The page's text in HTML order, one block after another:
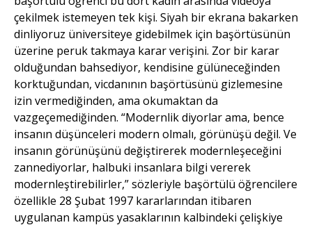
çekilmek istemeyen tek kişi. Siyah bir ekrana bakarken
dinliyoruz üniversiteye gidebilmek için başörtüsünün
üzerine peruk takmaya karar verişini. Zor bir karar
olduğundan bahsediyor, kendisine gülüneceğinden
korktuğundan, vicdanının başörtüsünü gizlemesine
izin vermediğinden, ama okumaktan da
vazgeçemediğinden. “Modernlik diyorlar ama, bence
insanın düşünceleri modern olmalı, görünüşü değil. Ve
insanın görünüşünü değiştirerek modernleşeceğini
zannediyorlar, halbuki insanlara bilgi vererek
modernleştirebilirler,” sözleriyle başörtülü öğrencilere
özellikle 28 Şubat 1997 kararlarından itibaren
uygulanan kampüs yasaklarının kalbindeki çelişkiye